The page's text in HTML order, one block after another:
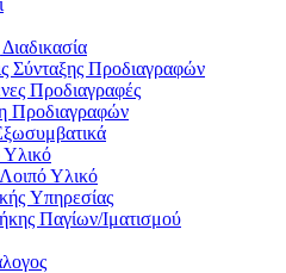
Σύνταξης Προδιαγραφών
Προδιαγραφές
Προδιαγραφών
Υλικό
Υλικό
Yπηρεσίας
Παγίων/Ιματισμού